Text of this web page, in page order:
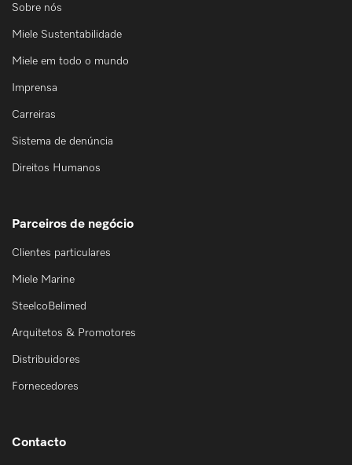
Sobre nós
Miele Sustentabilidade
Miele em todo o mundo
Imprensa
Carreiras
Sistema de denúncia
Direitos Humanos
Parceiros de negócio
Clientes particulares
Miele Marine
SteelcoBelimed
Arquitetos & Promotores
Distribuidores
Fornecedores
Contacto